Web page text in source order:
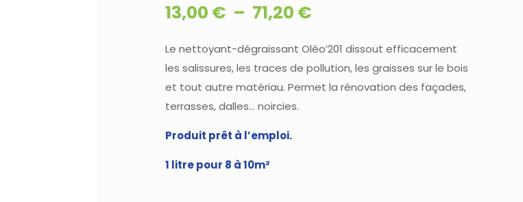
13,00 € – 71,20 €
prix :
13,00 €
à
Le nettoyant-dégraissant Oléo’201 dissout efficacement
les salissures, les traces de pollution, les graisses sur le bois
et tout autre matériau. Permet la rénovation des façades,
terrasses, dalles… noircies.
Produit prêt à l’emploi.
1 litre pour 8 à 10m²